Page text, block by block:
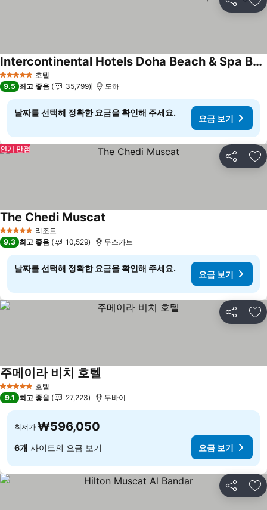
공유 즐
5 성급 호텔
Intercontinental Hotels Doha Beach & Spa By Ihg
요금 보기
9.5 최고 좋음 35,799 도하
날짜를 선택해 정확한 요금을 확인해 주세요.
요금 보기
공유 즐
인기 만점
5 성급 리조트
The Chedi Muscat
9.3 최고 좋음 10,529 무스카트
날짜를 선택해 정확한 요금을 확인해 주세요.
요금 보기
공유 즐
5 성급 호텔
주메이라 비치 호텔
9.1 최고 좋음 27,223 두바이
최저가 ₩596,050
6개 사이트의 요금 보기 요금 보기
공유 즐